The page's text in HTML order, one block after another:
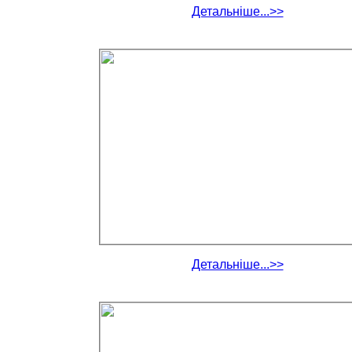
Детальніше...>>
Детальніше...>>